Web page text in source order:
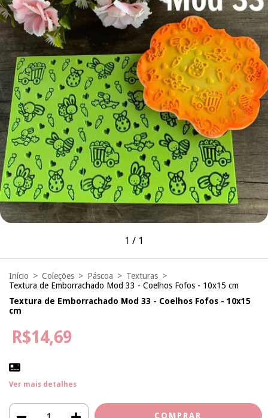
1 / 1
Início > Coleções > Páscoa > Texturas >
Textura de Emborrachado Mod 33 - Coelhos Fofos - 10x15 cm
Textura de Emborrachado Mod 33 - Coelhos Fofos - 10x15
cm
R$14,69
Ver mais detalhes